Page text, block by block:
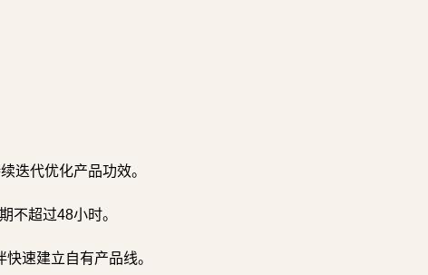
迭代优化产品功效。
不超过48小时。
速建立自有产品线。